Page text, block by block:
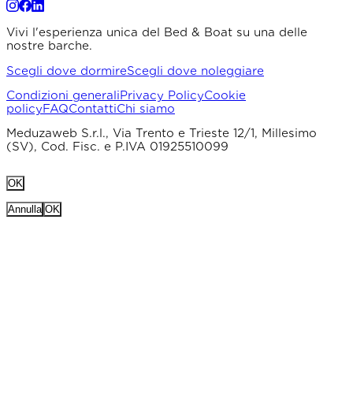
Vivi l'esperienza unica del Bed & Boat su una delle
nostre barche.
Scegli dove dormireScegli dove noleggiare
Condizioni generaliPrivacy PolicyCookie
policyFAQContattiChi siamo
Meduzaweb S.r.l., Via Trento e Trieste 12/1, Millesimo
(SV), Cod. Fisc. e P.IVA 01925510099
OK
Annulla OK